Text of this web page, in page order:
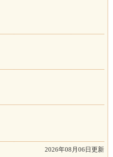
2026年08月06日更新